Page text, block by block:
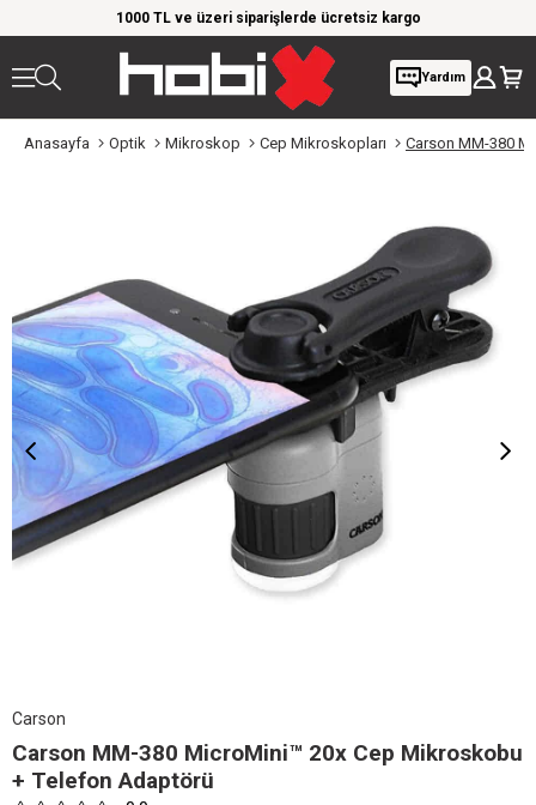
1000 TL ve üzeri siparişlerde ücretsiz kargo
Yardım
Anasayfa Optik Mikroskop Cep Mikroskopları
Carson
Carson MM-380 MicroMini™ 20x Cep Mikroskobu
+ Telefon Adaptörü